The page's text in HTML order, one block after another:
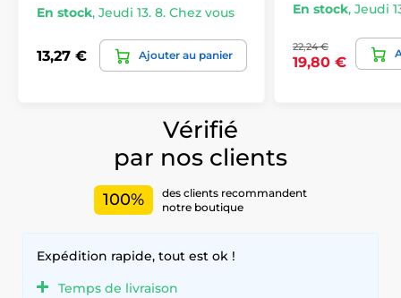
En stock, Jeudi 13. 8. Chez vous
13,27 € Ajouter au panier
En stock, Jeudi
22,24 €
19,80 €
Vérifié
par nos clients
100%
des clients recommandent
notre boutique
Expédition rapide, tout est ok !
Temps de livraison